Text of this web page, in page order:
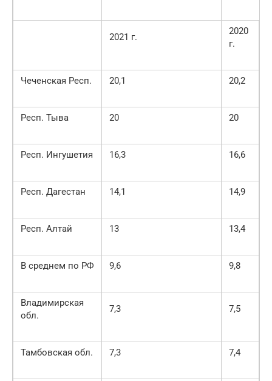
2021 г.
2020
г.
Чеченская Респ. 20,1 20,2
Респ. Тыва 20 20
Респ. Ингушетия 16,3 16,6
Респ. Дагестан 14,1 14,9
Респ. Алтай 13 13,4
В среднем по РФ 9,6 9,8
Владимирская
обл.
7,3 7,5
Тамбовская обл. 7,3 7,4